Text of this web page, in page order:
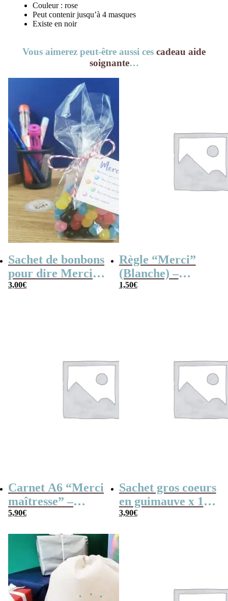
Couleur : rose
Peut contenir jusqu’à 4 masques
Existe en noir
Vous aimerez peut-être aussi ces cadeau aide
soignante…
Sachet de bonbons
pour dire Merci –
Dragibus
3,00€
Règle “Merci”
(Blanche) –
Cadeau maîtresse
1,50€
Carnet A6 “Merci
maîtresse” –
Cadeau maîtresse,
5,90€
Sachet gros coeurs
en guimauve x 15
– “Merci” –
3,90€